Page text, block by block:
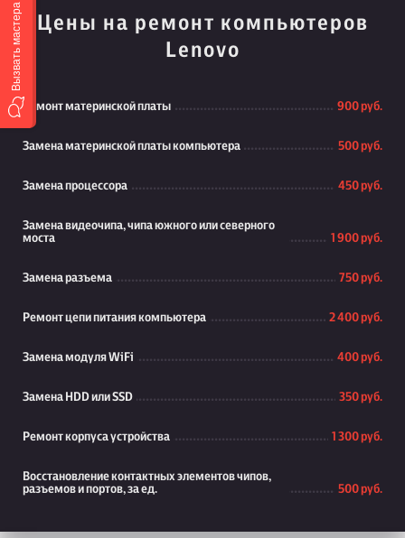
Цены на ремонт компьютеров
Lenovo
Ремонт материнской платы 900 руб.
Замена материнской платы компьютера 500 руб.
Замена процессора 450 руб.
Замена видеочипа, чипа южного или северного
моста
1 900 руб.
Замена разъема 750 руб.
Ремонт цепи питания компьютера 2 400 руб.
Замена модуля WiFi 400 руб.
Замена HDD или SSD 350 руб.
Ремонт корпуса устройства 1 300 руб.
Восстановление контактных элементов чипов,
разъемов и портов, за ед.
500 руб.
Вызвать мастера